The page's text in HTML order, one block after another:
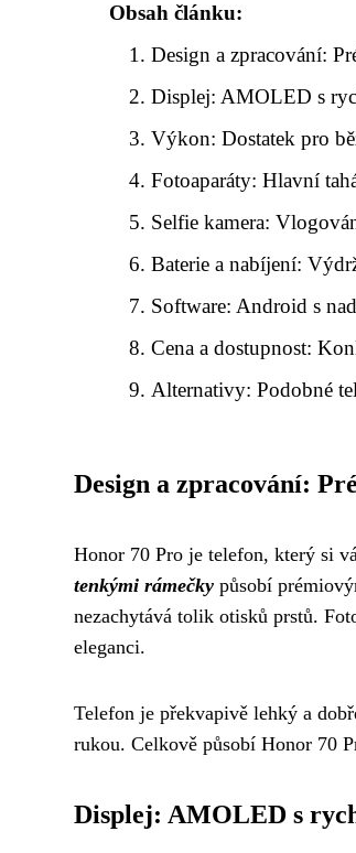
Obsah článku:
Design a zpracování:
Displej: AMOLED s
Výkon: Dostatek pro
Fotoaparáty: Hlavní
Selfie kamera:
Baterie a nabíjení:
Software: Android s
Cena a dostupnost:
Alternativy: Podobné
Design a zpracování:
Honor 70 Pro je telefon, který si
tenkými rámečky působí
nezachytává tolik otisků prstů.
eleganci.
Telefon je překvapivě lehký a
rukou. Celkově působí Honor 70
Displej: AMOLED s